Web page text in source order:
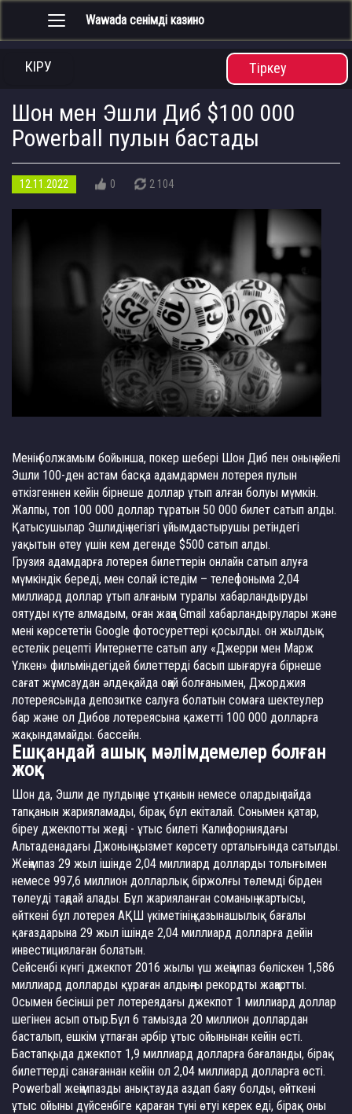
Toggle Wawada сенімді казино
КІРУ Тіркеу
Шон мен Эшли Диб $100 000
Powerball пулын бастады
12.11.2022 0 2 104
Менің болжамым бойынша, покер шебері Шон Диб пен оның әйелі
Эшли 100-ден астам басқа адамдармен лотерея пулын
өткізгеннен кейін бірнеше доллар ұтып алған болуы мүмкін.
Жалпы, топ 100 000 доллар тұратын 50 000 билет сатып алды.
Қатысушылар Эшлидің негізгі ұйымдастырушы ретіндегі
уақытын өтеу үшін кем дегенде $500 сатып алды.
Грузия адамдарға лотерея билеттерін онлайн сатып алуға
мүмкіндік береді, мен солай істедім – телефоныма 2,04
миллиард доллар ұтып алғаным туралы хабарландыруды
оятуды күте алмадым, оған жаңа Gmail хабарландырулары және
мені көрсететін Google фотосуреттері қосылды. он жылдық
естелік рецепті Интернетте сатып алу «Джерри мен Марж
Үлкен» фильміндегідей билеттерді басып шығаруға бірнеше
сағат жұмсаудан әлдеқайда оңай болғанымен, Джорджия
лотереясында депозитке салуға болатын сомаға шектеулер
бар және ол Дибов лотереясына қажетті 100 000 долларға
жақындамайды. бассейн.
Ешқандай ашық мәлімдемелер болған
жоқ
Шон да, Эшли де пулдың не ұтқанын немесе олардың пайда
тапқанын жарияламады, бірақ бұл екіталай. Сонымен қатар,
біреу джекпотты жеңді - ұтыс билеті Калифорниядағы
Альтаденадағы Джоның қызмет көрсету орталығында сатылды.
Жеңімпаз 29 жыл ішінде 2,04 миллиард долларды толығымен
немесе 997,6 миллион долларлық біржолғы төлемді бірден
төлеуді таңдай алады. Бұл жарияланған соманың жартысы,
өйткені бұл лотерея АҚШ үкіметінің қазынашылық бағалы
қағаздарына 29 жыл ішінде 2,04 миллиард долларға дейін
инвестициялаған болатын.
Сейсенбі күнгі джекпот 2016 жылы үш жеңімпаз бөліскен 1,586
миллиард долларды құраған алдыңғы рекордты жаңартты.
Осымен бесінші рет лотереядағы джекпот 1 миллиард доллар
шегінен асып отыр.Бұл 6 тамызда 20 миллион доллардан
басталып, ешкім ұтпаған әрбір ұтыс ойынынан кейін өсті.
Бастапқыда джекпот 1,9 миллиард долларға бағаланды, бірақ
билеттерді санағаннан кейін ол 2,04 миллиард долларға өсті.
Powerball жеңімпазды анықтауда аздап баяу болды, өйткені
ұтыс ойыны дүйсенбіге қараған түні өтуі керек еді, бірақ оны